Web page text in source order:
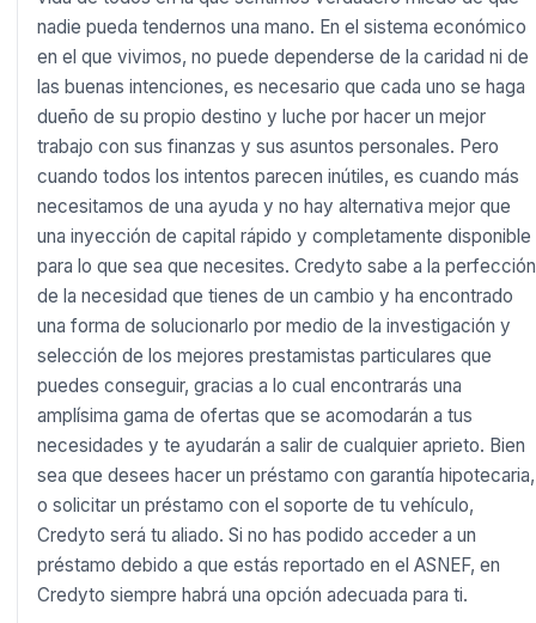
nadie pueda tendernos una mano. En el sistema económico
en el que vivimos, no puede dependerse de la caridad ni de
las buenas intenciones, es necesario que cada uno se haga
dueño de su propio destino y luche por hacer un mejor
trabajo con sus finanzas y sus asuntos personales. Pero
cuando todos los intentos parecen inútiles, es cuando más
necesitamos de una ayuda y no hay alternativa mejor que
una inyección de capital rápido y completamente disponible
para lo que sea que necesites. Credyto sabe a la perfección
de la necesidad que tienes de un cambio y ha encontrado
una forma de solucionarlo por medio de la investigación y
selección de los mejores prestamistas particulares que
puedes conseguir, gracias a lo cual encontrarás una
amplísima gama de ofertas que se acomodarán a tus
necesidades y te ayudarán a salir de cualquier aprieto. Bien
sea que desees hacer un préstamo con garantía hipotecaria,
o solicitar un préstamo con el soporte de tu vehículo,
Credyto será tu aliado. Si no has podido acceder a un
préstamo debido a que estás reportado en el ASNEF, en
Credyto siempre habrá una opción adecuada para ti.